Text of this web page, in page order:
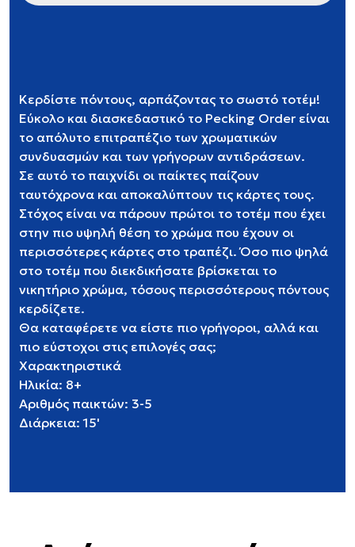
Κερδίστε πόντους, αρπάζοντας το σωστό τοτέμ!
Εύκολο και διασκεδαστικό το Pecking Order είναι
το απόλυτο επιτραπέζιο των χρωματικών
συνδυασμών και των γρήγορων αντιδράσεων.
Σε αυτό το παιχνίδι οι παίκτες παίζουν
ταυτόχρονα και αποκαλύπτουν τις κάρτες τους.
Στόχος είναι να πάρουν πρώτοι το τοτέμ που έχει
στην πιο υψηλή θέση το χρώμα που έχουν οι
περισσότερες κάρτες στο τραπέζι. Όσο πιο ψηλά
στο τοτέμ που διεκδικήσατε βρίσκεται το
νικητήριο χρώμα, τόσους περισσότερους πόντους
κερδίζετε.
Θα καταφέρετε να είστε πιο γρήγοροι, αλλά και
πιο εύστοχοι στις επιλογές σας;
Χαρακτηριστικά
Ηλικία: 8+
Αριθμός παικτών: 3-5
Διάρκεια: 15'